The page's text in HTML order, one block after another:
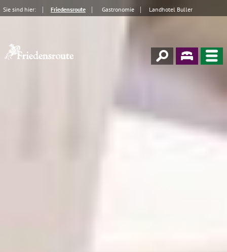
Sie sind hier: Friedensroute Gastronomie Landhotel Buller